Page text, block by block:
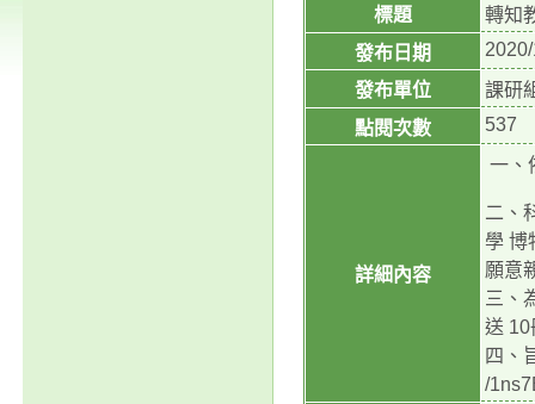
標題
轉知
發布日期
發布單位
課研
點閱次數
537
詳細內容
一、
二、
學 博
願意
三、
送
四、
/